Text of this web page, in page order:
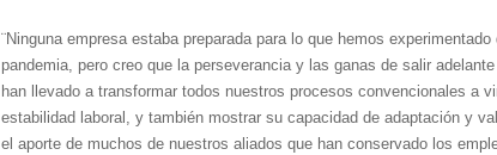
¨Ninguna empresa estaba preparada para lo que hemos
pandemia, pero creo que la perseverancia y las ganas de salir
han llevado a transformar todos nuestros procesos convencionales a
estabilidad laboral, y también mostrar su capacidad de adaptación y
el aporte de muchos de nuestros aliados que han conservado los